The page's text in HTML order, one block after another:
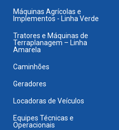
Máquinas Agrícolas e
Implementos - Linha Verde
Tratores e Máquinas de
Terraplanagem – Linha
Amarela
Caminhões
Geradores
Locadoras de Veículos
Equipes Técnicas e
Operacionais